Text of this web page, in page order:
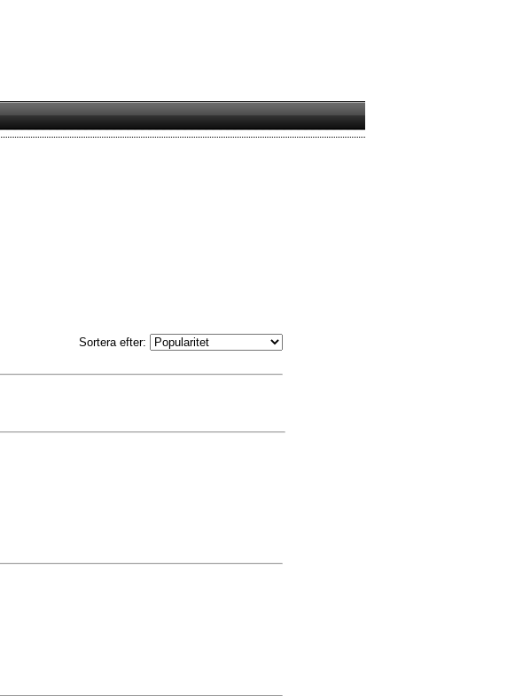
Sortera efter: